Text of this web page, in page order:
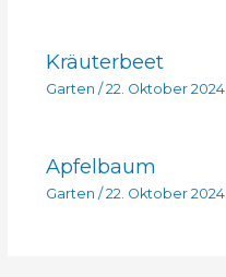
Kräuterbeet
Garten / 22. Oktober 2024
Apfelbaum
Garten / 22. Oktober 2024